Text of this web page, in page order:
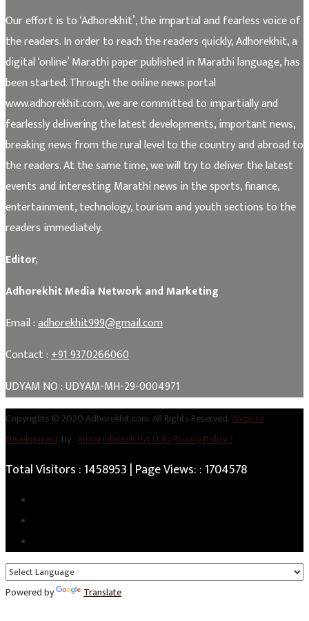
Our effort is to ‘Adhorekhit’, the impartial and fearless voice of
the readers. In order to reach the readers quickly, Adhorekhit, a
digital ‘online’ Marathi paper published in Marathi language, has
been started. Through the online news portal
www.adhorekhit.com, we are committed to impartially and
fearlessly delivering the latest developments, important news,
breaking news from the rural level to the country and abroad to
the readers. At the same time, we will try to deliver the latest
events and interesting Marathi news in the sports, finance,
entertainment, technology, tourism and youth sections to the
readers immediately.
Editor,
Adhorekhit Media Network and Marketing
Email :adhorekhit999@gmail.com
Contact :+91 9370266060
UDYAM NO : UDYAM-MH-29-0004971
Copyrights © 2020 Adhorekhit.com. All Rights Reserved.Website
Developmentby :Amral Infotech Pvt Ltd /Privacy Policy /
Total Visitors :1458953 | Page Views: :1704578
Powered by Translate